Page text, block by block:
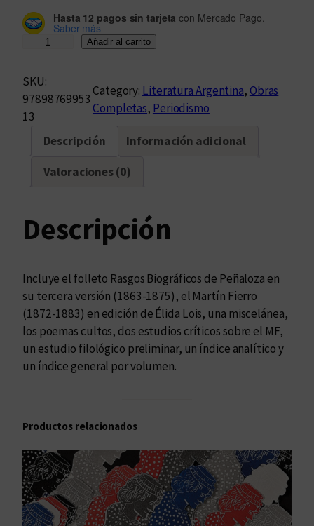
Hasta 12 pagos sin tarjeta con Mercado Pago.
Saber más
r
a
s
e
J
o
s
é
H
e
á
d
e
z
V
Añadir al carrito
SKU:
97898769953
13
Category: Literatura Argentina, Obras
Completas, Periodismo
Descripción Información adicional
Valoraciones (0)
Descripción
Incluye el folleto Rasgos Biográficos de Peñaloza en
su tercera versión (1863-1875), el Martín Fierro
(1872-1883) en edición de Élida Lois, una miscelánea,
los poemas cultos, dos estudios críticos sobre el MF,
un estudio filológico preliminar, un índice analítico y
un índice general por volumen.
Productos relacionados